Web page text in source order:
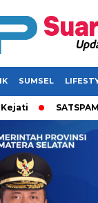
SUMSEL
SATSPAM+ dari